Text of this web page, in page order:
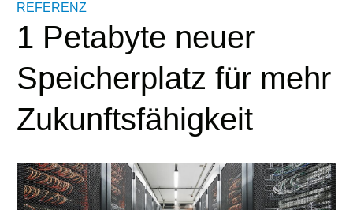
REFERENZ
1 Petabyte neuer
Speicherplatz für mehr
Zukunftsfähigkeit